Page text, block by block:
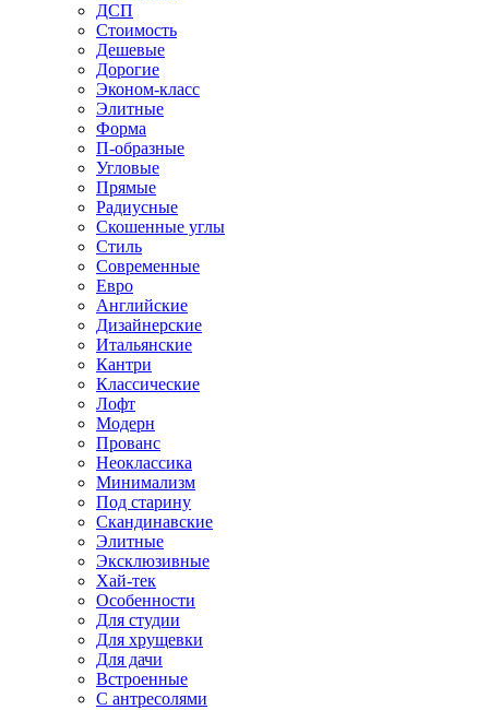
ДСП
Стоимость
Дешевые
Дорогие
Эконом-класс
Элитные
Форма
П-образные
Угловые
Прямые
Радиусные
Скошенные углы
Стиль
Современные
Евро
Английские
Дизайнерские
Итальянские
Кантри
Классические
Лофт
Модерн
Прованс
Неоклассика
Минимализм
Под старину
Скандинавские
Элитные
Эксклюзивные
Хай-тек
Особенности
Для студии
Для хрущевки
Для дачи
Встроенные
С антресолями